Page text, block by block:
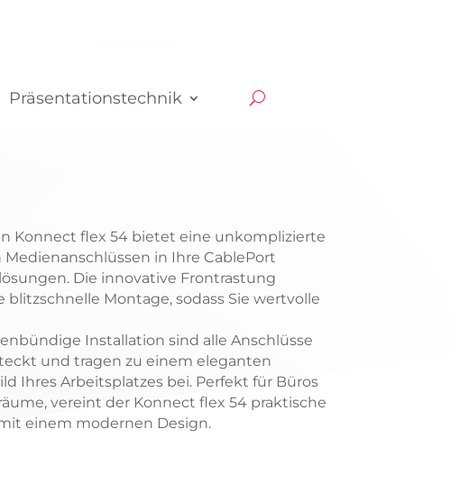
Präsentationstechnik
Konnect flex 54 bietet eine unkomplizierte
in Ihre CablePort
Die innovative Frontrastung
Montage, sodass Sie wertvolle
Installation sind alle Anschlüsse
und tragen zu einem eleganten
Ihres Arbeitsplatzes bei. Perfekt für Büros
vereint der Konnect flex 54 praktische
einem modernen Design.